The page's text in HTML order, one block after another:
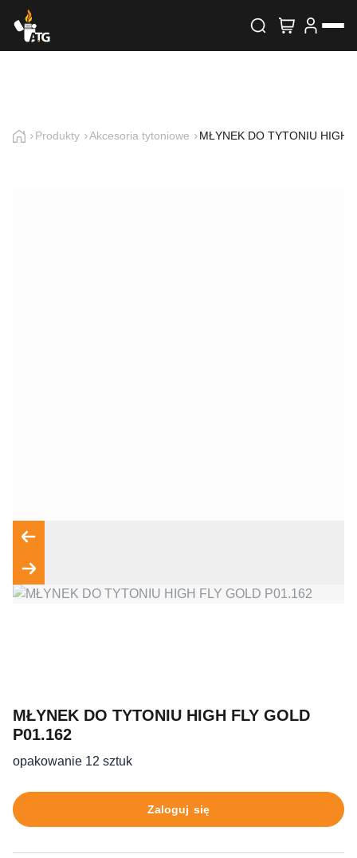
Wyszukiwarka produktów
Imię i nazwisko
Produkty Akcesoria tytoniowe MŁYNEK DO TYTONIU HIGH
MŁYNEK DO TYTONIU HIGH FLY GOLD
P01.162
opakowanie 12 sztuk
Zaloguj się